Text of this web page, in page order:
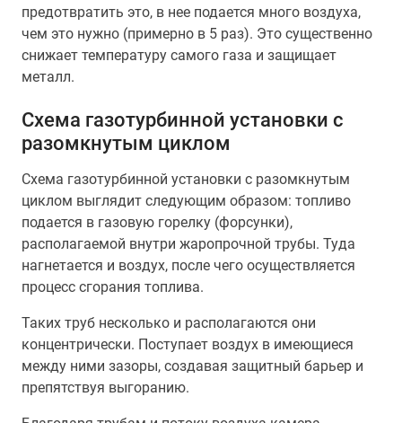
предотвратить это, в нее подается много воздуха,
чем это нужно (примерно в 5 раз). Это существенно
снижает температуру самого газа и защищает
металл.
Схема газотурбинной установки с
разомкнутым циклом
Схема газотурбинной установки с разомкнутым
циклом выглядит следующим образом: топливо
подается в газовую горелку (форсунки),
располагаемой внутри жаропрочной трубы. Туда
нагнетается и воздух, после чего осуществляется
процесс сгорания топлива.
Таких труб несколько и располагаются они
концентрически. Поступает воздух в имеющиеся
между ними зазоры, создавая защитный барьер и
препятствуя выгоранию.